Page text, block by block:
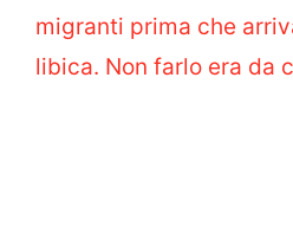
migranti prima che
libica. Non farlo era da